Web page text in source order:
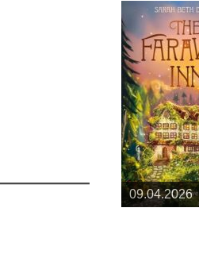
25.03.2026
09.04.2026
20.05.2026
10.06.2026
13.08.2026